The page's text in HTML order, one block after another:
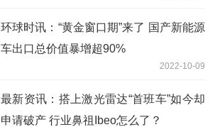
环球时讯：“黄金窗口期”来了 国产新能源
车出口总价值暴增超90%
2022-10-09
最新资讯：搭上激光雷达“首班车”如今却
申请破产 行业鼻祖Ibeo怎么了？